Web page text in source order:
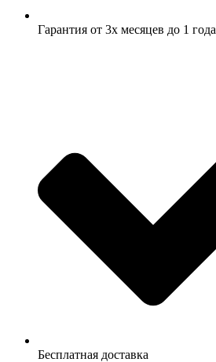
Гарантия от 3х месяцев до 1 года
Бесплатная доставка